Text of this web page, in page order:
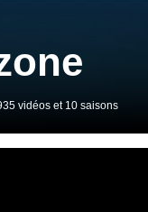
vidéos et 10 saisons